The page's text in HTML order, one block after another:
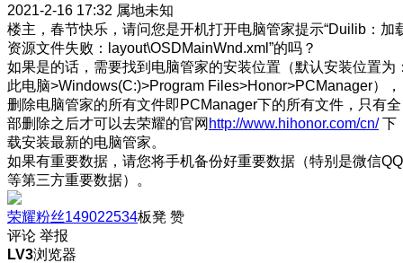
2021-2-16 17:32 属地未知
楼主，春节快乐，请问您是开机打开电脑管家提示“Duilib：加
资源文件失败：layout\OSDMainWnd.xml”的吗？
如果是的话，需要找到电脑管家的安装位置（默认安装位置为
此电脑>Windows(C:)>Program Files>Honor>PCManager），
删除电脑管家的所有文件即PCManager下的所有文件，只有全
部删除之后才可以去荣耀的官网 http://www.hihonor.com/cn/下
载安装最新的电脑管家。
如果有重要数据，请您将手机备份好重要数据（特别是微信QQ
等第三方重要数据）。
荣耀粉丝149022534板凳 赞
评论 举报
LV3浏览器